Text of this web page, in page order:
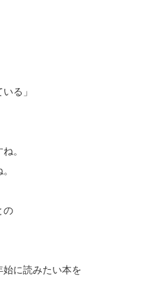
る」
。
の
始に読みたい本を